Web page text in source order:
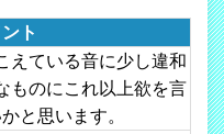
ト
えている音に少し違和
ものにこれ以上欲を言
と思います。